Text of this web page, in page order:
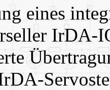
eines
IrDA-